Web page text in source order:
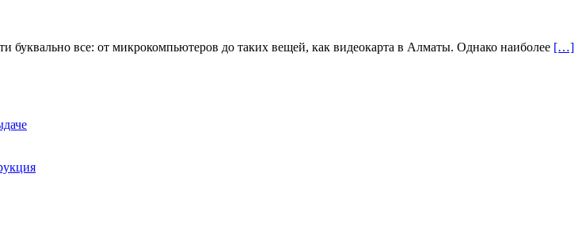
все: от микрокомпьютеров до таких вещей, как видеокарта в Алматы. Однако наиболее […]